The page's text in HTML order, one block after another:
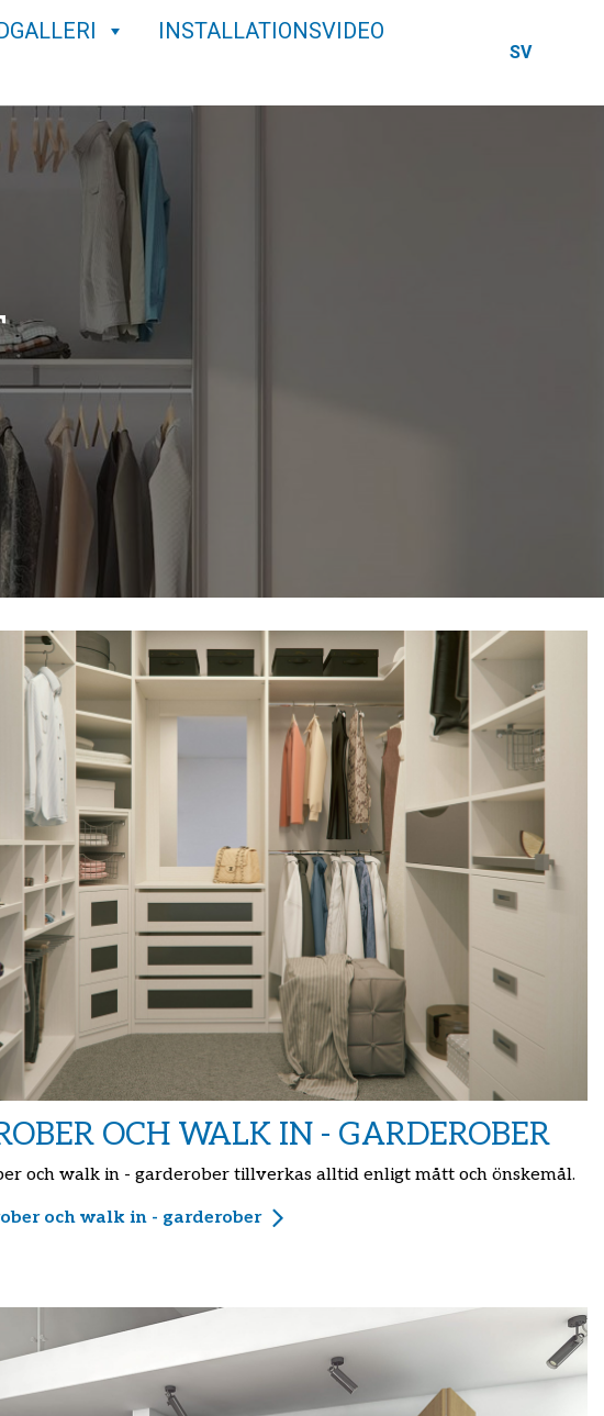
INSTALLATIONSVIDEO
SV
OCH WALK IN - GARDEROBER
och walk in - garderober tillverkas alltid enligt mått och önskemål.
och walk in - garderober